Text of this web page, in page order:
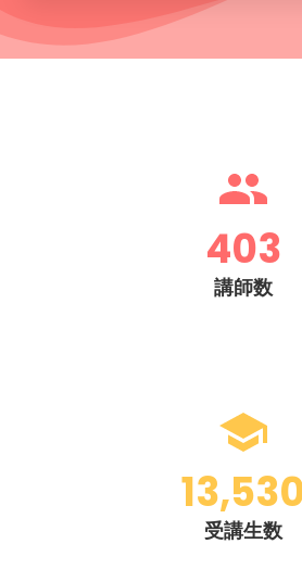
403
講師数
受講生数